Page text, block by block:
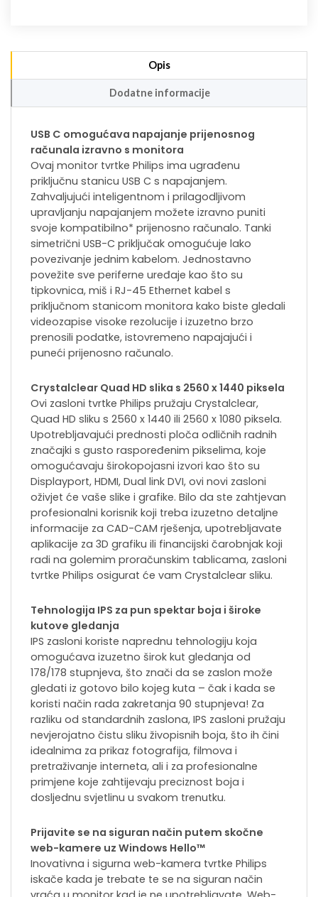
Opis
Dodatne informacije
USB C omogućava napajanje prijenosnog
računala izravno s monitora
Ovaj monitor tvrtke Philips ima ugrađenu
priključnu stanicu USB C s napajanjem.
Zahvaljujući inteligentnom i prilagodljivom
upravljanju napajanjem možete izravno puniti
svoje kompatibilno* prijenosno računalo. Tanki
simetrični USB-C priključak omogućuje lako
povezivanje jednim kabelom. Jednostavno
povežite sve periferne uređaje kao što su
tipkovnica, miš i RJ-45 Ethernet kabel s
priključnom stanicom monitora kako biste gledali
videozapise visoke rezolucije i izuzetno brzo
prenosili podatke, istovremeno napajajući i
puneći prijenosno računalo.
Crystalclear Quad HD slika s 2560 x 1440 piksela
Ovi zasloni tvrtke Philips pružaju Crystalclear,
Quad HD sliku s 2560 x 1440 ili 2560 x 1080 piksela.
Upotrebljavajući prednosti ploča odličnih radnih
značajki s gusto raspoređenim pikselima, koje
omogućavaju širokopojasni izvori kao što su
Displayport, HDMI, Dual link DVI, ovi novi zasloni
oživjet će vaše slike i grafike. Bilo da ste zahtjevan
profesionalni korisnik koji treba izuzetno detaljne
informacije za CAD-CAM rješenja, upotrebljavate
aplikacije za 3D grafiku ili financijski čarobnjak koji
radi na golemim proračunskim tablicama, zasloni
tvrtke Philips osigurat će vam Crystalclear sliku.
Tehnologija IPS za pun spektar boja i široke
kutove gledanja
IPS zasloni koriste naprednu tehnologiju koja
omogućava izuzetno širok kut gledanja od
178/178 stupnjeva, što znači da se zaslon može
gledati iz gotovo bilo kojeg kuta – čak i kada se
koristi način rada zakretanja 90 stupnjeva! Za
razliku od standardnih zaslona, IPS zasloni pružaju
nevjerojatno čistu sliku živopisnih boja, što ih čini
idealnima za prikaz fotografija, filmova i
pretraživanje interneta, ali i za profesionalne
primjene koje zahtijevaju preciznost boja i
dosljednu svjetlinu u svakom trenutku.
Prijavite se na siguran način putem skočne
web-kamere uz Windows Hello™
Inovativna i sigurna web-kamera tvrtke Philips
iskače kada je trebate te se na siguran način